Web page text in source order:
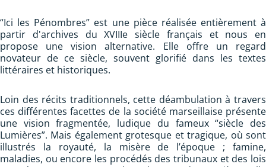
“Ici les Pénombres” est une pièce réalisée entièrement à
partir d'archives du XVIIIe siècle français et nous en
propose une vision alternative. Elle offre un regard
novateur de ce siècle, souvent glorifié dans les textes
littéraires et historiques.
Loin des récits traditionnels, cette déambulation à travers
ces différentes facettes de la société marseillaise présente
une vision fragmentée, ludique du fameux “siècle des
Lumières”. Mais également grotesque et tragique, où sont
illustrés la royauté, la misère de l’époque ; famine,
maladies, ou encore les procédés des tribunaux et des lois